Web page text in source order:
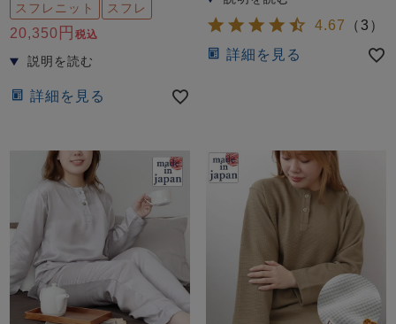
スフレニット
スフレ
20,350 税込
詳細を見る
4.67 （3 ）
詳細を見る